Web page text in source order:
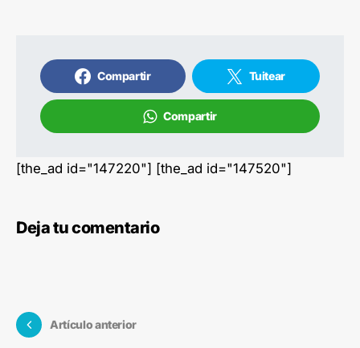
Compartir Tuitear
Compartir
[the_ad id="147220"] [the_ad id="147520"]
Deja tu comentario
Artículo anterior